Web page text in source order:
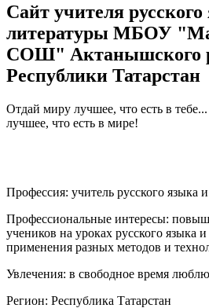
Сайт учителя
литературы МБОУ
СОШ" Актанышского
Республики Татарстан
Отдай миру лучшее, что есть в тебе...
лучшее, что есть в мире!
Профессия: учитель русского языка
Профессиональные интересы:
учеников на уроках русского языка
применения разных методов и
Увлечения: в свободное время
Регион: Республика Татарстан